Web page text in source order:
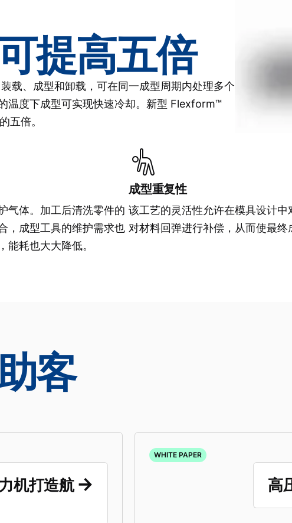
提高五倍
载、成型和卸载，可在同一成型周期内处理多个
温度下成型可实现快速冷却。新型 Flexform™
五倍。
气体。加工后清洗零件的
，成型工具的维护需求也
能耗也大大降低。
成型重复性
该工艺的灵活性允许在模具设计
对材料回弹进行补偿，从而使最终
客
机打造航
WHITE PAPER
高